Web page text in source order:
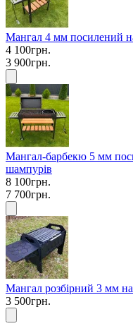
Мангал 4 мм посилений
4 100грн.
3 900грн.
Мангал-барбекю 5 мм
шампурів
8 100грн.
7 700грн.
Мангал розбірний 3 мм
3 500грн.